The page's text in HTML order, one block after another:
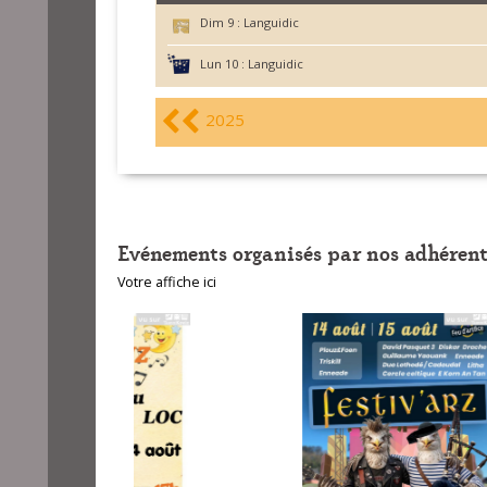
Dim 9 : Languidic
Lun 10 : Languidic
2025
Evénements organisés par nos
Votre affiche ici